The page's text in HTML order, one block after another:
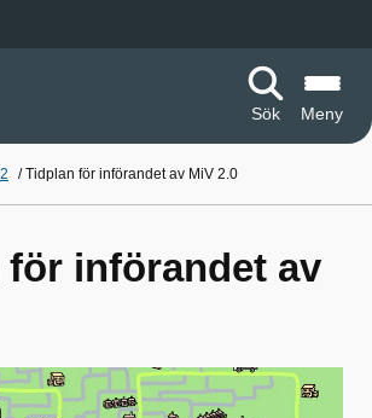
Sök
Meny
/Tidplan för införandet av MiV 2.0
för införandet av